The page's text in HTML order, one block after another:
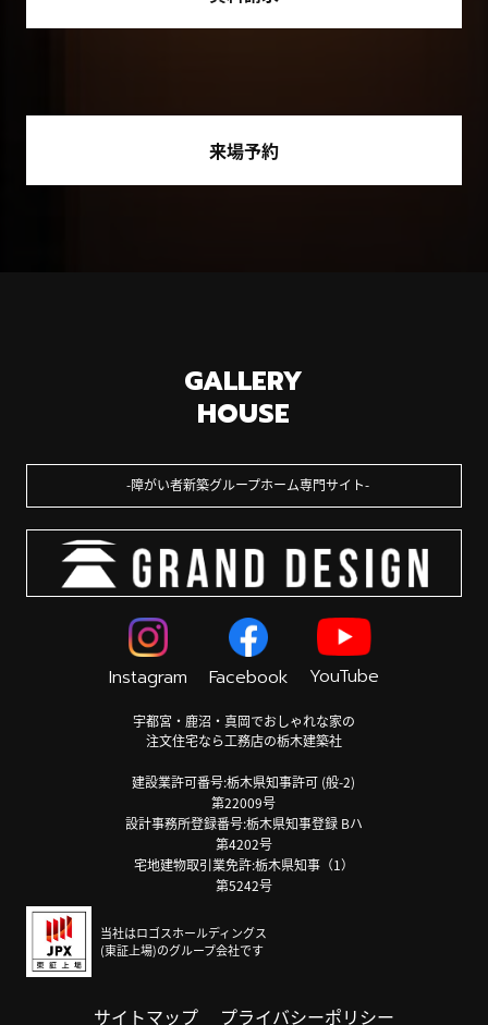
来場予約
GALLERY
HOUSE
障がい者新築グループホーム専門サイト
Instagram Facebook YouTube
宇都宮・鹿沼・真岡でおしゃれな家の
注文住宅なら工務店の栃木建築社
建設業許可番号:栃木県知事許可 (般-2)
第22009号
設計事務所登録番号:栃木県知事登録 Bハ
第4202号
宅地建物取引業免許:栃木県知事（1）
第5242号
当社はロゴスホールディングス
(東証上場)のグループ会社です
サイトマップ プライバシーポリシー